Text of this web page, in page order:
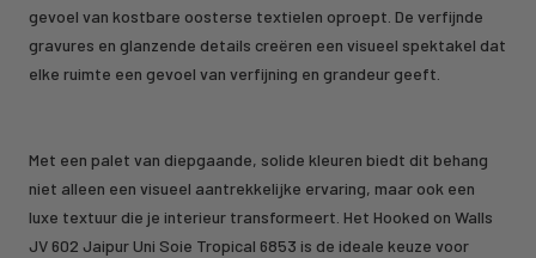
gevoel van kostbare oosterse textielen oproept. De verfijnde
gravures en glanzende details creëren een visueel spektakel dat
elke ruimte een gevoel van verfijning en grandeur geeft.
Met een palet van diepgaande, solide kleuren biedt dit behang
niet alleen een visueel aantrekkelijke ervaring, maar ook een
luxe textuur die je interieur transformeert. Het Hooked on Walls
JV 602 Jaipur Uni Soie Tropical 6853 is de ideale keuze voor